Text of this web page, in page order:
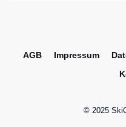
AGB Impressum
© 2025